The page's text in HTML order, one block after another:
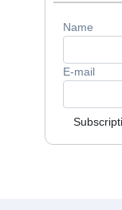
Name
E-mail